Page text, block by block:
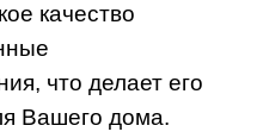
качество
что делает его
Вашего дома.